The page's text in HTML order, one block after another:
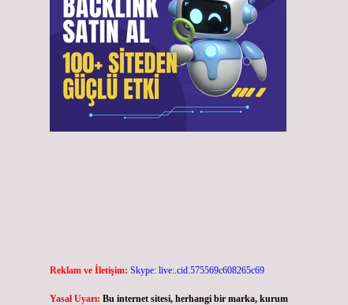
Reklam ve İletişim: Skype: live:.cid.575569c608265c69
Yasal Uyarı: Bu internet sitesi, herhangi bir marka, kurum